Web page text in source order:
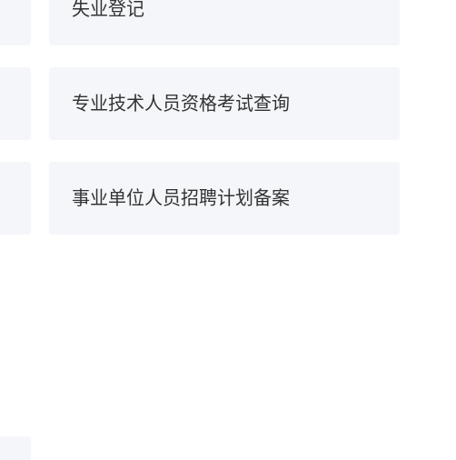
失业登记
专业技术人员资格考试查询
事业单位人员招聘计划备案